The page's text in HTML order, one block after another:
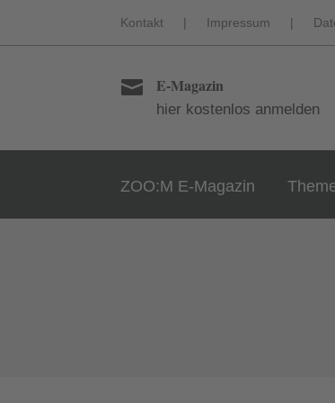
Kontakt | Impressum |
 E-Magazin
hier kostenlos anmelden
ZOO:M E-Magazin